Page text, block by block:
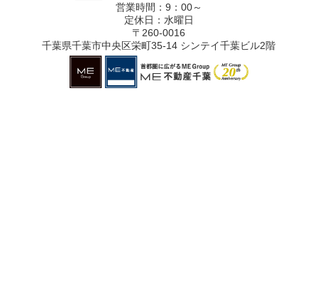
営業時間：9：00～
定休日：水曜日
〒260-0016
千葉県千葉市中央区栄町35-14 シンテイ千葉ビル2階